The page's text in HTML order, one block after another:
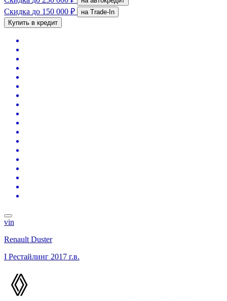
Скидка до 150 000 ₽
на Trade-In
Купить в кредит
vin
Renault Duster
I Рестайлинг 2017 г.в.